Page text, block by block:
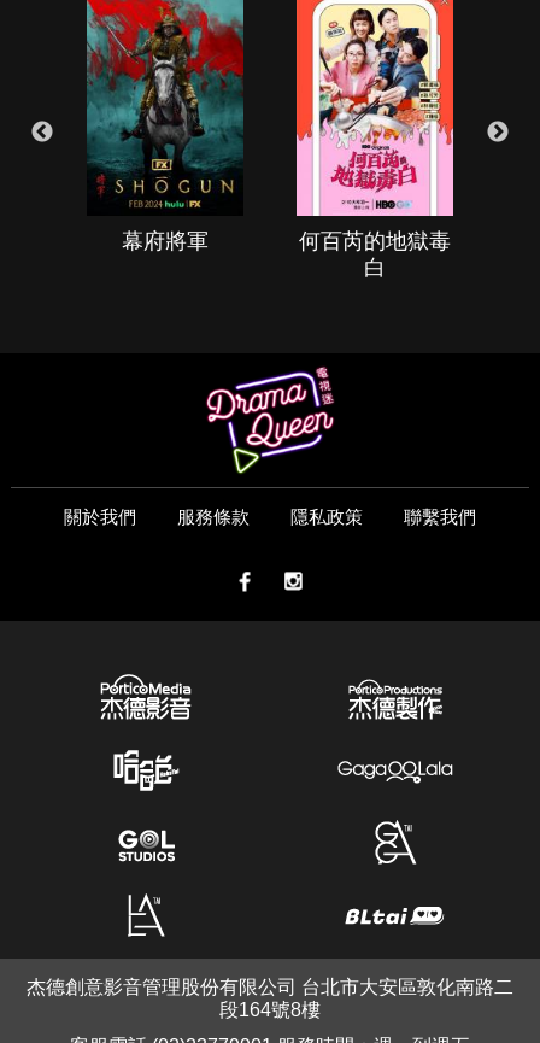
幕府將軍
何百芮的地獄毒
白
關於我們 服務條款 隱私政策 聯繫我們
杰德創意影音管理股份有限公司 台北市大安區敦化南路二
段164號8樓